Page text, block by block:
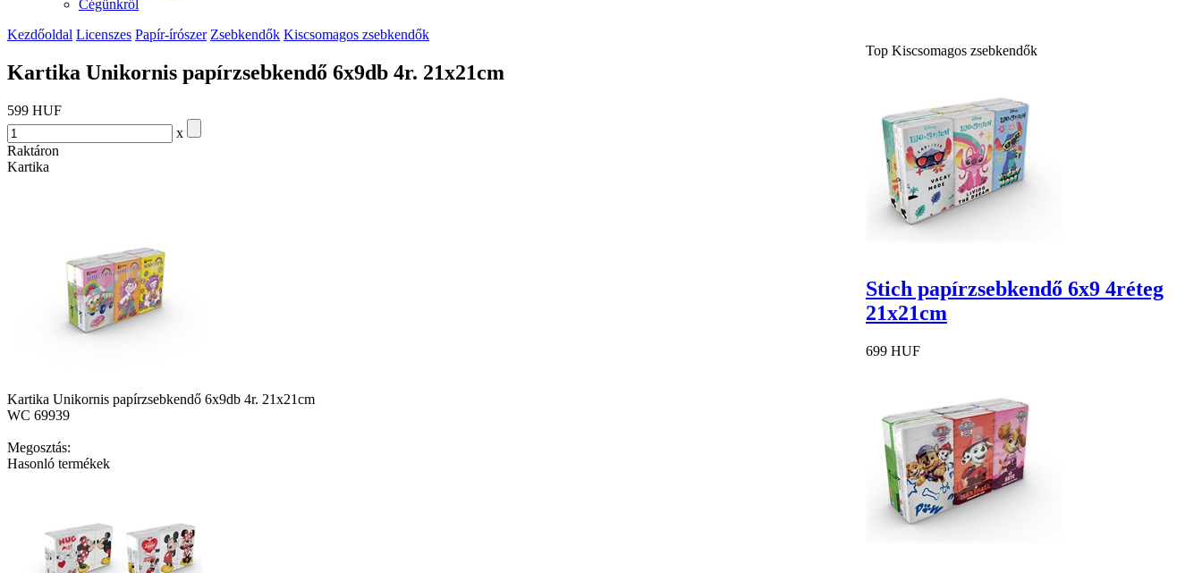
Cégünkről
Kezdőoldal Licenszes Papír-írószer Zsebkendők Kiscsomagos zsebkendők
Kartika Unikornis papírzsebkendő 6x9db 4r. 21x21cm
599 HUF
x
Raktáron
Kartika
Kartika Unikornis papírzsebkendő 6x9db 4r. 21x21cm
WC 69939
Megosztás:
Hasonló termékek
Top Kiscsomagos zsebkendők
Stich papírzsebkendő 6x9 4réteg
21x21cm
699 HUF